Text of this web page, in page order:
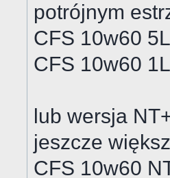
potrójnym
CFS 10w60
CFS 10w60
lub wersja
jeszcze
CFS 10w60